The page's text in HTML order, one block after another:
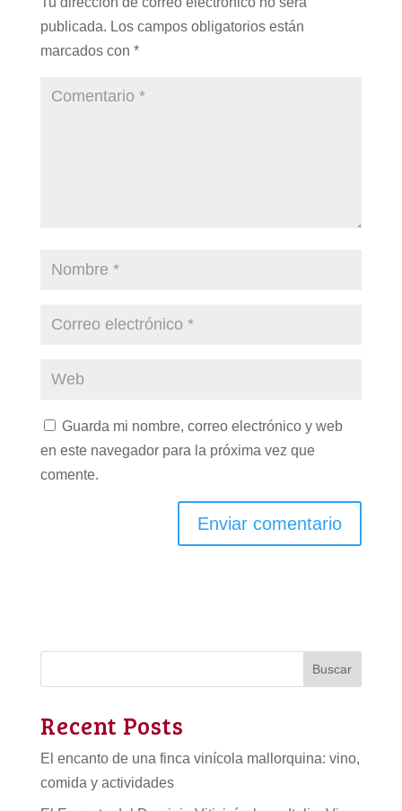
publicada. Los campos obligatorios están
marcados con *
Guarda mi nombre, correo electrónico y web
en este navegador para la próxima vez que
comente.
Buscar
Recent Posts
El encanto de una finca vinícola mallorquina: vino,
comida y actividades